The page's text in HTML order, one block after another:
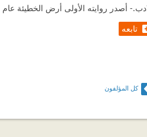
أصدر روايته الأولى أرض الخطيئة عام
تابعه
كل المؤلفون